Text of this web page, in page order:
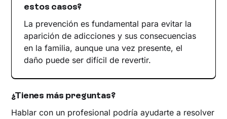
estos casos?
La prevención es fundamental para evitar la
aparición de adicciones y sus consecuencias
en la familia, aunque una vez presente, el
daño puede ser difícil de revertir.
¿Tienes más preguntas?
Hablar con un profesional podría ayudarte a resolver